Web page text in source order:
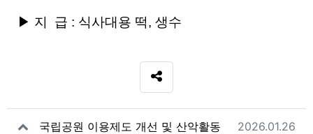
▶ 지 급 : 식사대용 떡, 생수
SNS 공유
관련자료
국립공원 이용제도 개선 및 산악활동
작성일
2026.01.26